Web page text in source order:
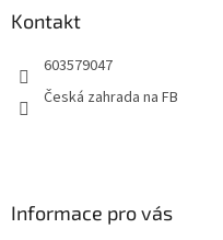
Kontakt
603579047
Česká zahrada na FB
Informace pro vás